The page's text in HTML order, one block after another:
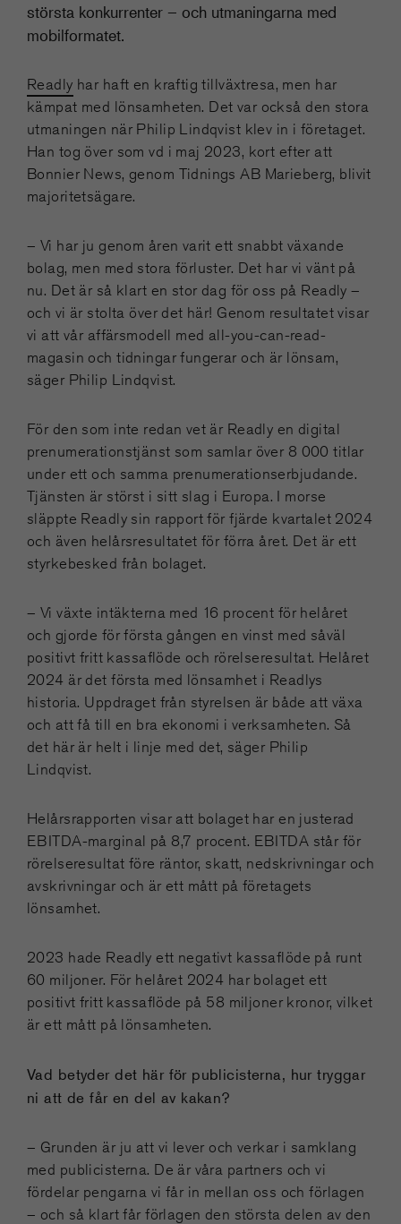
största konkurrenter – och utmaningarna med
mobilformatet.
Readly har haft en kraftig tillväxtresa, men har
kämpat med lönsamheten. Det var också den stora
utmaningen när Philip Lindqvist klev in i företaget.
Han tog över som vd i maj 2023, kort efter att
Bonnier News, genom Tidnings AB Marieberg, blivit
majoritetsägare.
– Vi har ju genom åren varit ett snabbt växande
bolag, men med stora förluster. Det har vi vänt på
nu. Det är så klart en stor dag för oss på Readly –
och vi är stolta över det här! Genom resultatet visar
vi att vår affärsmodell med all-you-can-read-
magasin och tidningar fungerar och är lönsam,
säger Philip Lindqvist.
För den som inte redan vet är Readly en digital
prenumerationstjänst som samlar över 8 000 titlar
under ett och samma prenumerationserbjudande.
Tjänsten är störst i sitt slag i Europa. I morse
släppte Readly sin rapport för fjärde kvartalet 2024
och även helårsresultatet för förra året. Det är ett
styrkebesked från bolaget.
– Vi växte intäkterna med 16 procent för helåret
och gjorde för första gången en vinst med såväl
positivt fritt kassaflöde och rörelseresultat. Helåret
2024 är det första med lönsamhet i Readlys
historia. Uppdraget från styrelsen är både att växa
och att få till en bra ekonomi i verksamheten. Så
det här är helt i linje med det, säger Philip
Lindqvist.
Helårsrapporten visar att bolaget har en justerad
EBITDA-marginal på 8,7 procent. EBITDA står för
rörelseresultat före räntor, skatt, nedskrivningar och
avskrivningar och är ett mått på företagets
lönsamhet.
2023 hade Readly ett negativt kassaflöde på runt
60 miljoner. För helåret 2024 har bolaget ett
positivt fritt kassaflöde på 58 miljoner kronor, vilket
är ett mått på lönsamheten.
Vad betyder det här för publicisterna, hur tryggar
ni att de får en del av kakan?
– Grunden är ju att vi lever och verkar i samklang
med publicisterna. De är våra partners och vi
fördelar pengarna vi får in mellan oss och förlagen
– och så klart får förlagen den största delen av den